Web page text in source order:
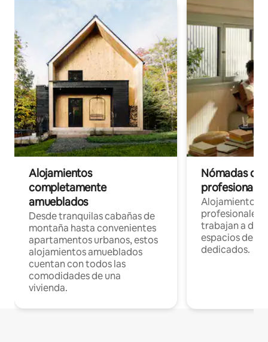
Alojamientos
completamente
amueblados
Desde tranquilas cabañas de
montaña hasta convenientes
apartamentos urbanos, estos
alojamientos amueblados
cuentan con todos las
comodidades de una
vivienda.
Nómadas
Alojamientos
profesionales
trabajan a
espacios de
dedicados.